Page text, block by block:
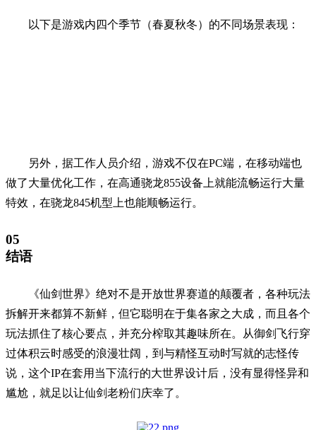
以下是游戏内四个季节（春夏秋冬）的不同场景表现：
另外，据工作人员介绍，游戏不仅在PC端，在移动端也
做了大量优化工作，在高通骁龙855设备上就能流畅运行大量
特效，在骁龙845机型上也能顺畅运行。
05
结语
《仙剑世界》绝对不是开放世界赛道的颠覆者，各种玩法
拆解开来都算不新鲜，但它聪明在于集各家之大成，而且各个
玩法抓住了核心要点，并充分榨取其趣味所在。从御剑飞行穿
过体积云时感受的浪漫壮阔，到与精怪互动时写就的志怪传
说，这个IP在套用当下流行的大世界设计后，没有显得怪异和
尴尬，就足以让仙剑老粉们庆幸了。